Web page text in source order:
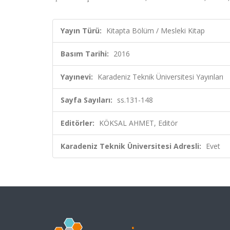
Yayın Türü: Kitapta Bölüm / Mesleki Kitap
Basım Tarihi: 2016
Yayınevi: Karadeniz Teknik Üniversitesi Yayınları
Sayfa Sayıları: ss.131-148
Editörler: KÖKSAL AHMET, Editör
Karadeniz Teknik Üniversitesi Adresli: Evet